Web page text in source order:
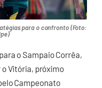
para o confronto (Foto:
o Sampaio Corrêa,
Vitória, próximo
Campeonato